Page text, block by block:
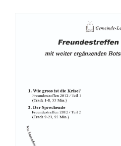
113. 01_Ansage- Brennende Welt-
114. 02_Brennende Welt- Realitaet
117. 05_Brennende Welt- Realitaet
118. 06_Brennende Welt- Realitaet
119. 07_Brennende Welt- Realitaet
120. 01_Ansage- Vorwort Ivo_Wie